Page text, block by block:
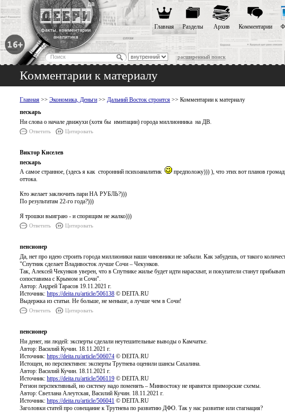
расширенный поиск
Главная Разделы Архив Комментарии
Комментарии к материалу
Главная >> Экономика, Деньги >> Дальний Восток строится >> Комментарии к материалу
пескарь
Ни слова о начале движухи (хотя бы имитации) города миллионника на ДВ.
Ответить Цитировать
Виктор Киселев
пескарь
А самое странное, (здесь я как сторонний психоаналитик
предположу))) ), что этих вот планов
оттока.
Кто желает заключить пари НА РУБЛЬ?)))
По результатам 22-го года?)))
Я трошки выиграю - и спорящим не жалко)))
Ответить Цитировать
пенсионер
Да, нет про идею строить города миллионики наши чиновники не забыли. Как забудешь, от такого
"Спутник сделает Владивосток лучше Сочи – Чекунков.
Так, Алексей Чекунков уверен, что в Спутнике жилье будет идти нарасхват, и покупатели станут
сопоставима с Крымом и Сочи".
Автор: Андрей Тарасов 19.11.2021 г.
Источник: https://deita.ru/article/506138 © DEITA.RU
Выдержка из статьи. Не больше, не меньше, а лучше чем в Сочи!
Ответить Цитировать
пенсионер
Ни денег, ни людей: эксперты сделали неутешительные выводы о Камчатке.
Автор: Василий Кучин. 18.11.2021 г.
Источник: https://deita.ru/article/506074 © DEITA.RU
Истощен, но перспективен: эксперты Трутнева оценили шансы Сахалина.
Автор: Василий Кучин. 18.11.2021 г.
Источник: https://deita.ru/article/506119 © DEITA.RU
Регион перспективный, но систему надо поменять – Минвостоку не нравятся приморские схемы.
Автор: Светлана Алеутская, Василий Кучин. 18.11.2021 г.
Источник: https://deita.ru/article/506041 © DEITA.RU
Заголовки статей про совещание к Трутнева по развитию ДФО. Так у нас развитие или стагнация?